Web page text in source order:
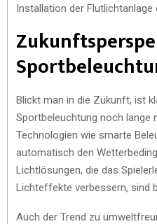
Installation der Flutlichtanlage
Blickt man in die Zukunft, ist
Sportbeleuchtung noch lange
Technologien wie smarte
automatisch den
Lichtlösungen, die das
Lichteffekte verbessern, sind
Auch der Trend zu